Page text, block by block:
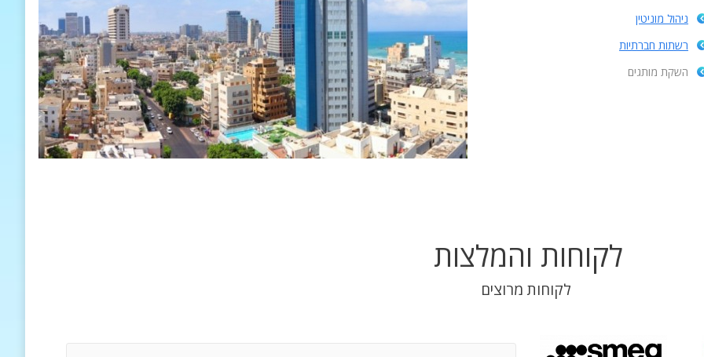
ניהול מוניטין
רשתות חברתיות
השקת מותגים
לקוחות והמלצות
לקוחות מרוצים